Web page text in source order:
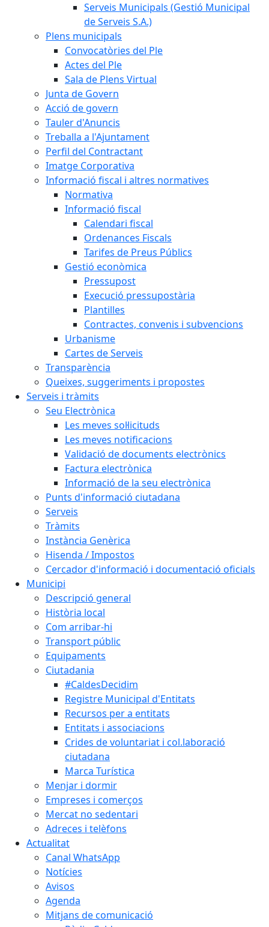
Serveis Municipals (Gestió Municipal
de Serveis S.A.)
Plens municipals
Convocatòries del Ple
Actes del Ple
Sala de Plens Virtual
Junta de Govern
Acció de govern
Tauler d'Anuncis
Treballa a l'Ajuntament
Perfil del Contractant
Imatge Corporativa
Informació fiscal i altres normatives
Normativa
Informació fiscal
Calendari fiscal
Ordenances Fiscals
Tarifes de Preus Públics
Gestió econòmica
Pressupost
Execució pressupostària
Plantilles
Contractes, convenis i subvencions
Urbanisme
Cartes de Serveis
Transparència
Queixes, suggeriments i propostes
Serveis i tràmits
Seu Electrònica
Les meves sol·licituds
Les meves notificacions
Validació de documents electrònics
Factura electrònica
Informació de la seu electrònica
Punts d'informació ciutadana
Serveis
Tràmits
Instància Genèrica
Hisenda / Impostos
Cercador d'informació i documentació oficials
Municipi
Descripció general
Història local
Com arribar-hi
Transport públic
Equipaments
Ciutadania
#CaldesDecidim
Registre Municipal d'Entitats
Recursos per a entitats
Entitats i associacions
Crides de voluntariat i col.laboració
ciutadana
Marca Turística
Menjar i dormir
Empreses i comerços
Mercat no sedentari
Adreces i telèfons
Actualitat
Canal WhatsApp
Notícies
Avisos
Agenda
Mitjans de comunicació